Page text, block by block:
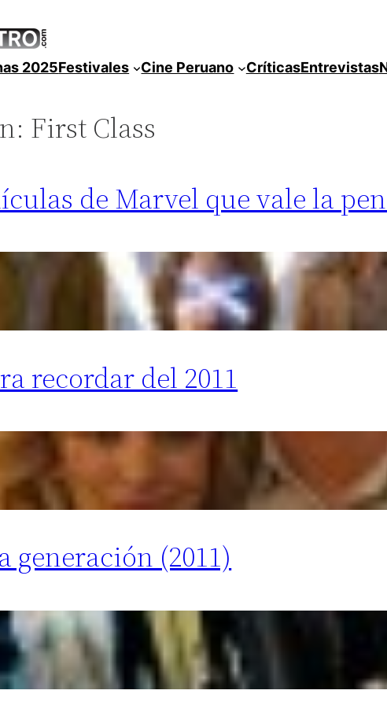
2025Festivales Cine Peruano CríticasEntrevistas
First Class
de Marvel que vale la
recordar del 2011
generación (2011)